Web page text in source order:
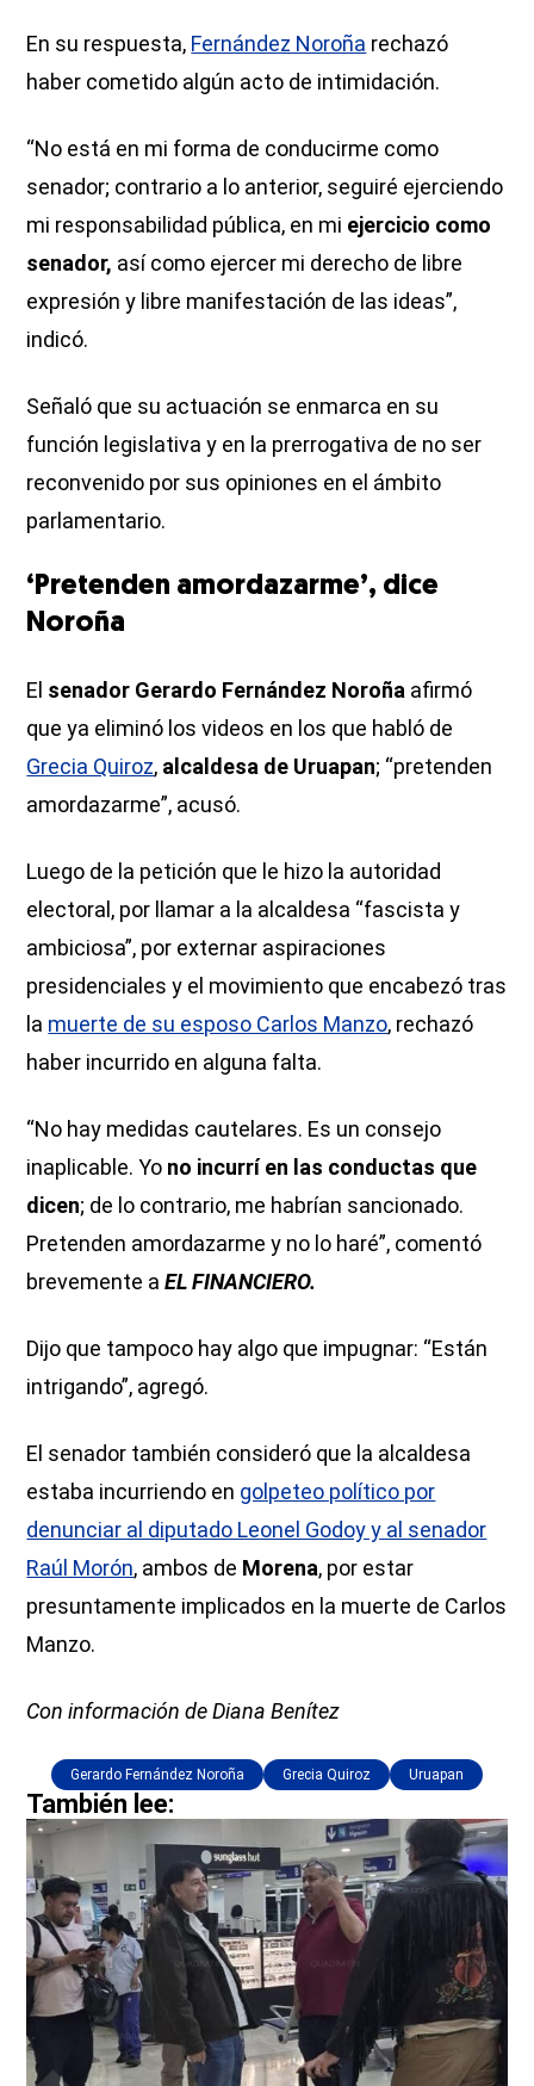
En su respuesta, Fernández Noroña rechazó
haber cometido algún acto de intimidación.
“No está en mi forma de conducirme como
senador; contrario a lo anterior, seguiré ejerciendo
mi responsabilidad pública, en mi ejercicio como
senador, así como ejercer mi derecho de libre
expresión y libre manifestación de las ideas”,
indicó.
Señaló que su actuación se enmarca en su
función legislativa y en la prerrogativa de no ser
reconvenido por sus opiniones en el ámbito
parlamentario.
‘Pretenden amordazarme’, dice
Noroña
El senador Gerardo Fernández Noroña afirmó
que ya eliminó los videos en los que habló de
Grecia Quiroz, alcaldesa de Uruapan; “pretenden
amordazarme”, acusó.
Luego de la petición que le hizo la autoridad
electoral, por llamar a la alcaldesa “fascista y
ambiciosa”, por externar aspiraciones
presidenciales y el movimiento que encabezó tras
la muerte de su esposo Carlos Manzo, rechazó
haber incurrido en alguna falta.
“No hay medidas cautelares. Es un consejo
inaplicable. Yo no incurrí en las conductas que
dicen; de lo contrario, me habrían sancionado.
Pretenden amordazarme y no lo haré”, comentó
brevemente aEL FINANCIERO.
Dijo que tampoco hay algo que impugnar: “Están
intrigando”, agregó.
El senador también consideró que la alcaldesa
estaba incurriendo en golpeteo político por
denunciar al diputado Leonel Godoy y al senador
Raúl Morón, ambos de Morena, por estar
presuntamente implicados en la muerte de Carlos
Manzo.
Con información de Diana Benítez
Gerardo Fernández Noroña Grecia Quiroz Uruapan
También lee: